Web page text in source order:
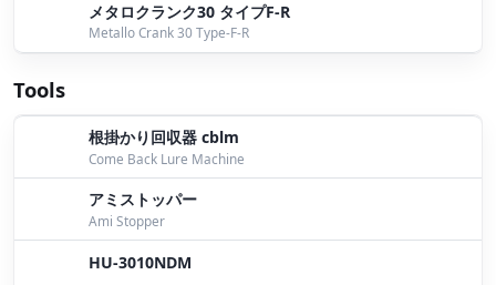
メタロクランク30 タイプF-R
Metallo Crank 30 Type-F-R
Tools
根掛かり回収器 cblm
Come Back Lure Machine
アミストッパー
Ami Stopper
HU-3010NDM